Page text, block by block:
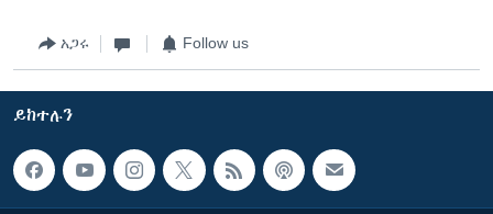
አጋሩ Follow us
ይከተሉን